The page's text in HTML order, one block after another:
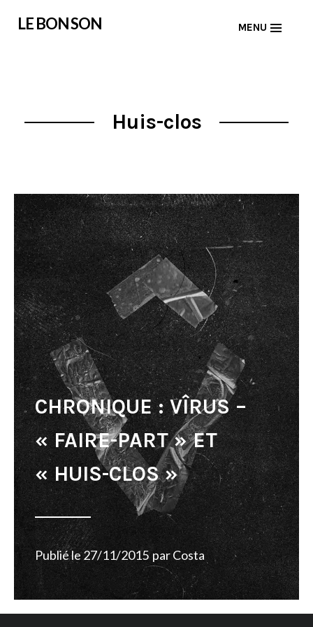
LE BON SON MENU
Huis-clos
CHRONIQUE : VÎRUS –
« FAIRE-PART » ET
« HUIS-CLOS »
Publié le27/11/2015 parCosta